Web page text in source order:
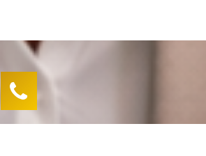
Kundenservice